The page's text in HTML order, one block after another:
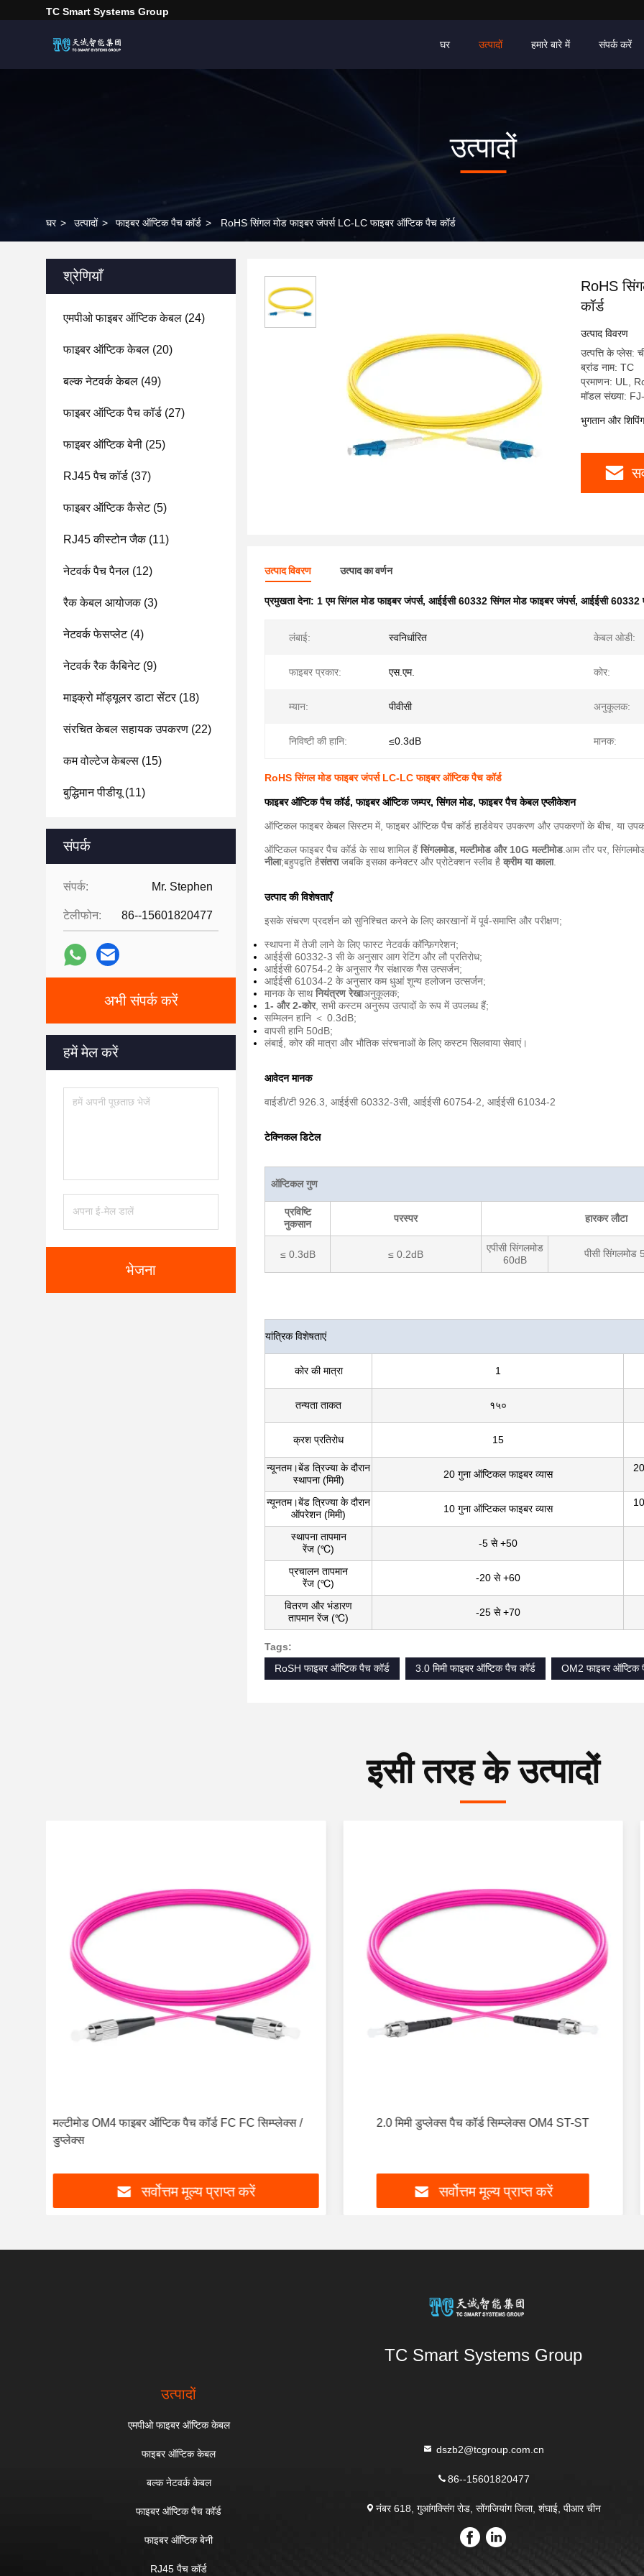
TC Smart Systems Group
घर उत्पादों हमारे बारे में संपर्क करें
उत्पादों
घर > उत्पादों > फाइबर ऑप्टिक पैच कॉर्ड > RoHS सिंगल मोड फाइबर जंपर्स LC-LC फाइबर ऑप्टिक पैच कॉर्ड
श्रेणियाँ
एमपीओ फाइबर ऑप्टिक केबल (24)
फाइबर ऑप्टिक केबल (20)
बल्क नेटवर्क केबल (49)
फाइबर ऑप्टिक पैच कॉर्ड (27)
फाइबर ऑप्टिक बेनी (25)
RJ45 पैच कॉर्ड (37)
फाइबर ऑप्टिक कैसेट(5)
RJ45 कीस्टोन जैक(11)
नेटवर्क पैच पैनल (12)
रैक केबल आयोजक(3)
नेटवर्क फेसप्लेट(4)
नेटवर्क रैक कैबिनेट(9)
माइक्रो मॉड्यूलर डाटा सेंटर(18)
संरचित केबल सहायक उपकरण (22)
कम वोल्टेज केबल्स (15)
बुद्धिमान पीडीयू (11)
संपर्क
संपर्क: Mr. Stephen
टेलीफोन: 86--15601820477
अभी संपर्क करें
हमें मेल करें
भेजना
RoHS
कॉर्ड
उत्पाद विवरण
उत्पत्ति के प्लेस:
ब्रांड नाम: TC
प्रमाणन: UL,
मॉडल संख्या:
भुगतान और
उत्पाद विवरण उत्पाद का वर्णन
प्रमुखता देना: 1 एम सिंगल मोड फाइबर जंपर्स, आईईसी 60332 सिंगल मोड फाइबर जंपर्स, आईईसी 60332
लंबाई: स्वनिर्धारित केबल ओडी:
फाइबर प्रकार: एस.एम. कोर:
म्यान: पीवीसी अनुकूलक:
निविष्टी की हानि: ≤0.3dB मानक:
RoHS सिंगल मोड फाइबर जंपर्स LC-LC फाइबर ऑप्टिक पैच कॉर्ड
फाइबर ऑप्टिक पैच कॉर्ड, फाइबर ऑप्टिक जम्पर, सिंगल मोड, फाइबर पैच केबल एप्लीकेशन
ऑप्टिकल फाइबर केबल सिस्टम में, फाइबर ऑप्टिक पैच कॉर्ड हार्डवेयर उपकरण और उपकरणों के बीच, या
ऑप्टिकल फाइबर पैच कॉर्ड के साथ शामिल हैंसिंगलमोड, मल्टीमोड और 10G मल्टीमोड.आम तौर पर,
नीला;बहुपद्वति हैसंतराजबकि इसका कनेक्टर और प्रोटेक्शन स्लीव है क्रीम या काला.
उत्पाद की विशेषताएँ
इसके संचरण प्रदर्शन को सुनिश्चित करने के लिए कारखानों में पूर्व-समाप्ति और परीक्षण;
स्थापना में तेजी लाने के लिए फास्ट नेटवर्क कॉन्फ़िगरेशन;
आईईसी 60332-3 सी के अनुसार आग रेटिंग और लौ प्रतिरोध;
आईईसी 60754-2 के अनुसार गैर संक्षारक गैस उत्सर्जन;
आईईसी 61034-2 के अनुसार कम धुआं शून्य हलोजन उत्सर्जन;
मानक के साथनियंत्रण रेखाअनुकूलक;
1- और 2-कोर, सभी कस्टम अनुरूप उत्पादों के रूप में उपलब्ध हैं;
सम्मिलन हानि ＜ 0.3dB;
वापसी हानि 50dB;
लंबाई, कोर की मात्रा और भौतिक संरचनाओं के लिए कस्टम सिलवाया सेवाएं।
आवेदन मानक
वाईडी/टी 926.3, आईईसी 60332-3सी, आईईसी 60754-2, आईईसी 61034-2
टेक्निकल डिटेल
ऑप्टिकल गुण
प्रविष्टि
नुकसान
परस्पर हारकर लौटा
≤ 0.3dB ≤ 0.2dB
एपीसी सिंगलमोड
60dB
पीसी सिंगलमोड
यांत्रिक विशेषताएं
कोर की मात्रा 1
तन्यता ताकत १५०
क्रश प्रतिरोध 15
न्यूनतम।बेंड त्रिज्या के दौरान
स्थापना (मिमी)
20 गुना ऑप्टिकल फाइबर व्यास
न्यूनतम।बेंड त्रिज्या के दौरान
ऑपरेशन (मिमी)
10 गुना ऑप्टिकल फाइबर व्यास
स्थापना तापमान
रेंज (℃)
-5 से +50
प्रचालन तापमान
रेंज (℃)
-20 से +60
वितरण और भंडारण
तापमान रेंज (℃)
-25 से +70
Tags:
RoSH फाइबर ऑप्टिक पैच कॉर्ड
3.0 मिमी फाइबर ऑप्टिक पैच कॉर्ड OM2 फाइबर ऑप्टिक
इसी तरह के उत्पादों
मल्टीमोड OM4 फाइबर ऑप्टिक पैच कॉर्ड FC FC सिम्प्लेक्स /
डुप्लेक्स
सर्वोत्तम मूल्य प्राप्त करें
2.0 मिमी डुप्लेक्स पैच कॉर्ड सिम्प्लेक्स OM4 ST-ST
सर्वोत्तम मूल्य प्राप्त करें
TC Smart Systems Group
उत्पादों
एमपीओ फाइबर ऑप्टिक केबल
फाइबर ऑप्टिक केबल
बल्क नेटवर्क केबल
फाइबर ऑप्टिक पैच कॉर्ड
फाइबर ऑप्टिक बेनी
RJ45 पैच कॉर्ड
dszb2@tcgroup.com.cn
86--15601820477
नंबर 618, गुआंगक्सिंग रोड, सोंगजियांग जिला, शंघाई, पीआर चीन